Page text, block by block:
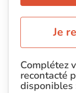
Je
Complétez
recontacté
disponibles